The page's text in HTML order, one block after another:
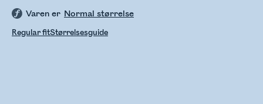
Varen er Normal størrelse
Regular fitStørrelsesguide